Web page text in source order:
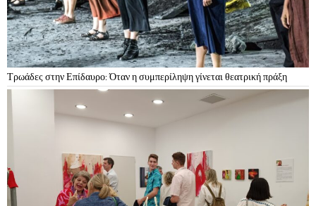
Τρωάδες στην Επίδαυρο: Όταν η συμπερίληψη γίνεται θεατρική πράξη